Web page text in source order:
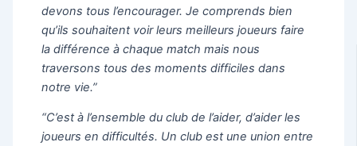
devons tous l’encourager. Je comprends bien
qu’ils souhaitent voir leurs meilleurs joueurs faire
la différence à chaque match mais nous
traversons tous des moments difficiles dans
notre vie.”
“C’est à l’ensemble du club de l’aider, d’aider les
joueurs en difficultés. Un club est une union entre